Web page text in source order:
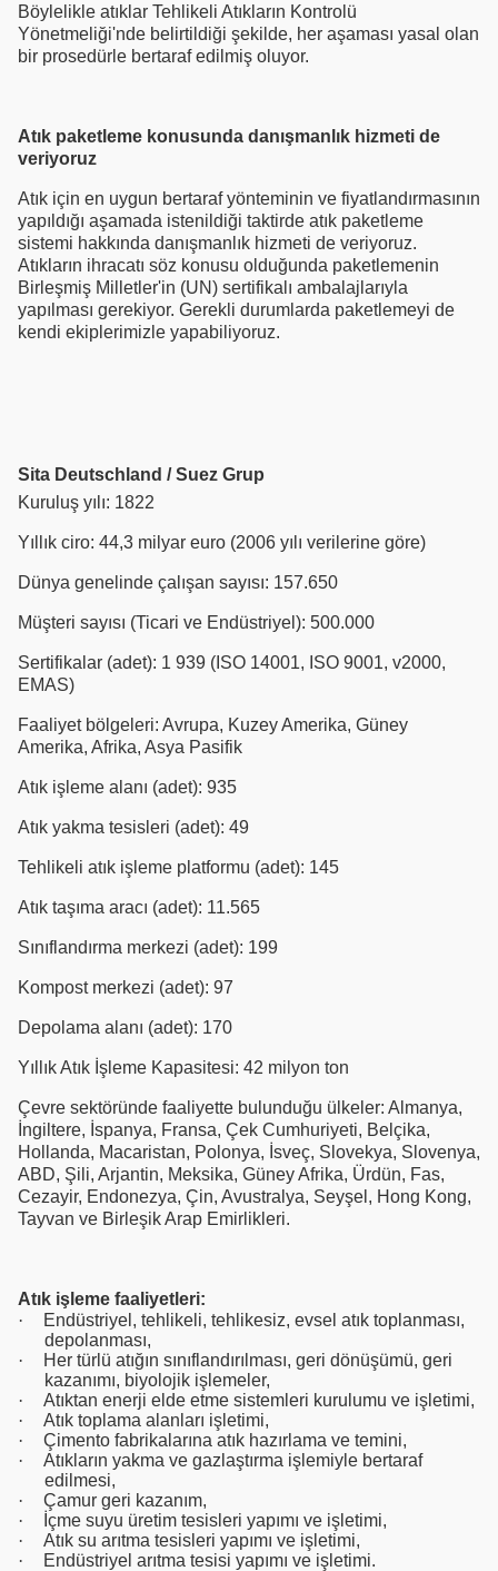
Böylelikle atıklar Tehlikeli Atıkların Kontrolü
Yönetmeliği'nde belirtildiği şekilde, her aşaması yasal olan
bir prosedürle bertaraf edilmiş oluyor.
Atık paketleme konusunda danışmanlık hizmeti de
veriyoruz
Atık için en uygun bertaraf yönteminin ve fiyatlandırmasının
yapıldığı aşamada istenildiği taktirde atık paketleme
sistemi hakkında danışmanlık hizmeti de veriyoruz.
Atıkların ihracatı söz konusu olduğunda paketlemenin
Birleşmiş Milletler'in (UN) sertifikalı ambalajlarıyla
yapılması gerekiyor. Gerekli durumlarda paketlemeyi de
kendi ekiplerimizle yapabiliyoruz.
Sita Deutschland / Suez Grup
Kuruluş yılı: 1822
Yıllık ciro: 44,3 milyar euro (2006 yılı verilerine göre)
Dünya genelinde çalışan sayısı: 157.650
Müşteri sayısı (Ticari ve Endüstriyel): 500.000
Sertifikalar (adet): 1 939 (ISO 14001, ISO 9001, v2000,
EMAS)
Faaliyet bölgeleri: Avrupa, Kuzey Amerika, Güney
Amerika, Afrika, Asya Pasifik
Atık işleme alanı (adet): 935
Atık yakma tesisleri (adet): 49
Tehlikeli atık işleme platformu (adet): 145
Atık taşıma aracı (adet): 11.565
Sınıflandırma merkezi (adet): 199
Kompost merkezi (adet): 97
Depolama alanı (adet): 170
Yıllık Atık İşleme Kapasitesi: 42 milyon ton
Çevre sektöründe faaliyette bulunduğu ülkeler: Almanya,
İngiltere, İspanya, Fransa, Çek Cumhuriyeti, Belçika,
Hollanda, Macaristan, Polonya, İsveç, Slovekya, Slovenya,
ABD, Şili, Arjantin, Meksika, Güney Afrika, Ürdün, Fas,
Cezayir, Endonezya, Çin, Avustralya, Seyşel, Hong Kong,
Tayvan ve Birleşik Arap Emirlikleri.
Atık işleme faaliyetleri:
·
Endüstriyel, tehlikeli, tehlikesiz, evsel atık toplanması,
depolanması,
·
Her türlü atığın sınıflandırılması, geri dönüşümü, geri
kazanımı, biyolojik işlemeler,
·
Atıktan enerji elde etme sistemleri kurulumu ve işletimi,
·
Atık toplama alanları işletimi,
·
Çimento fabrikalarına atık hazırlama ve temini,
·
Atıkların yakma ve gazlaştırma işlemiyle bertaraf
edilmesi,
·
Çamur geri kazanım,
·
İçme suyu üretim tesisleri yapımı ve işletimi,
·
Atık su arıtma tesisleri yapımı ve işletimi,
·
Endüstriyel arıtma tesisi yapımı ve işletimi.